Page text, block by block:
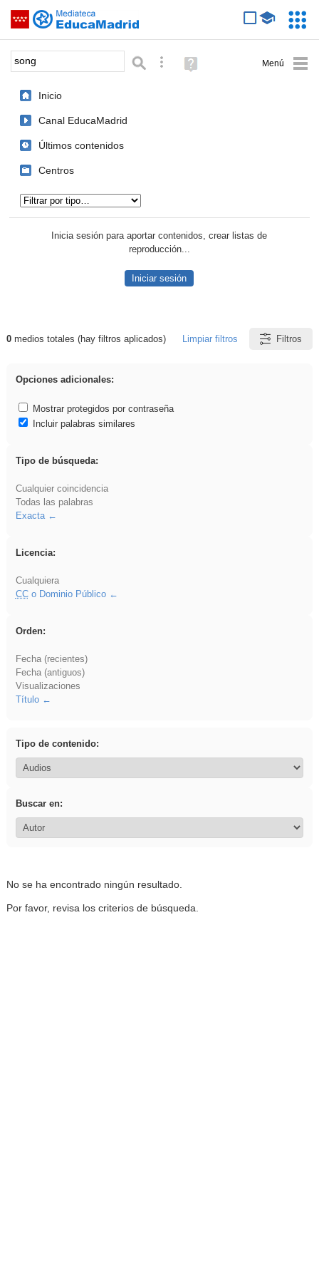
Saltar navegación
Palabra o frase: Búsqueda avanzada
Ayuda
(en
Inicio
Canal EducaMadrid
Últimos contenidos
Centros
Inicia sesión para aportar contenidos, crear listas de
reproducción...
Iniciar sesión
Resultados de: song
0medios totales (hay filtros aplicados) Limpiar filtros Filtros
Opciones adicionales:
Mostrar protegidos por contraseña
Incluir palabras similares
Tipo de búsqueda:
Cualquier coincidencia
Todas las palabras
Exacta
Licencia:
Cualquiera
CCo Dominio Público
Orden:
Fecha (recientes)
Fecha (antiguos)
Visualizaciones
Título
Tipo de contenido:
Buscar en:
No se ha encontrado ningún resultado.
Por favor, revisa los criterios de búsqueda.